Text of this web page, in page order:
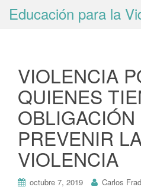
Educación para la
VIOLENCIA
QUIENES
OBLIGACIÓN
PREVENIR
VIOLENCIA
octubre 7, 2019 Carlos